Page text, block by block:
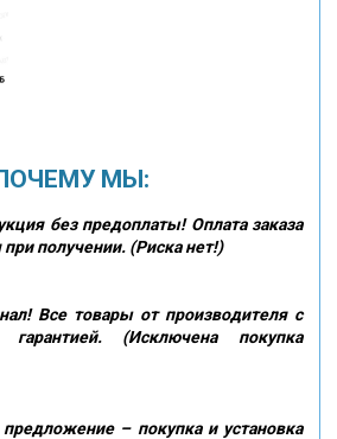
МЫ:
без предоплаты! Оплата заказа
при получении. (Риска нет!)
Все товары от производителя с
гарантией. (Исключена покупка
– покупка и установка